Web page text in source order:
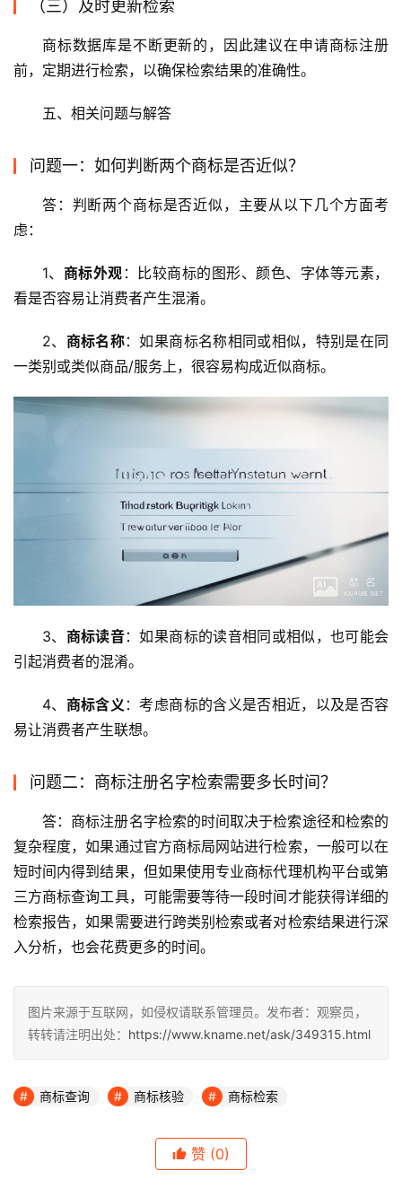
（三）及时更新检索
商标数据库是不断更新的，因此建议在申请商标注册
前，定期进行检索，以确保检索结果的准确性。
五、相关问题与解答
问题一：如何判断两个商标是否近似？
答：判断两个商标是否近似，主要从以下几个方面考
虑：
1、 商标外观 ：比较商标的图形、颜色、字体等元素，
看是否容易让消费者产生混淆。
2、 商标名称：如果商标名称相同或相似，特别是在同
一类别或类似商品/服务上，很容易构成近似商标。
3、 商标读音：如果商标的读音相同或相似，也可能会
引起消费者的混淆。
4、 商标含义 ：考虑商标的含义是否相近，以及是否容
易让消费者产生联想。
问题二：商标注册名字检索需要多长时间？
答：商标注册名字检索的时间取决于检索途径和检索的
复杂程度，如果通过官方商标局网站进行检索，一般可以在
短时间内得到结果，但如果使用专业商标代理机构平台或第
三方商标查询工具，可能需要等待一段时间才能获得详细的
检索报告，如果需要进行跨类别检索或者对检索结果进行深
入分析，也会花费更多的时间。
图片来源于互联网，如侵权请联系管理员。发布者：观察员，
转转请注明出处： https://www.kname.net/ask/349315.html
商标查询 商标核验 商标检索
赞 (0)